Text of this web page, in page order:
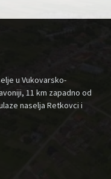
u Vukovarsko-
11 km zapadno od
naselja Retkovci i